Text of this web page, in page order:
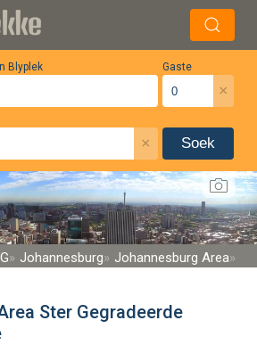
Blyplek Gaste
×
× Soek
G Johannesburg Johannesburg Area
Ster Gegradeerde